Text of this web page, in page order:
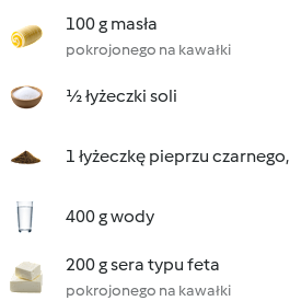
100 g masła
pokrojonego na kawałki
½ łyżeczki soli
1 łyżeczkę pieprzu
400 g wody
200 g sera typu feta
pokrojonego na kawałki